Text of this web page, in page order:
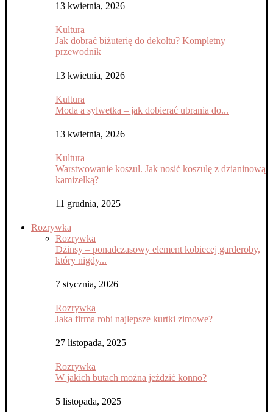
13 kwietnia, 2026
Kultura
Jak dobrać biżuterię do dekoltu? Kompletny
przewodnik
13 kwietnia, 2026
Kultura
Moda a sylwetka – jak dobierać ubrania do...
13 kwietnia, 2026
Kultura
Warstwowanie koszul. Jak nosić koszulę z dzianinową
kamizelką?
11 grudnia, 2025
Rozrywka
Rozrywka
Dżinsy – ponadczasowy element kobiecej garderoby,
który nigdy...
7 stycznia, 2026
Rozrywka
Jaka firma robi najlepsze kurtki zimowe?
27 listopada, 2025
Rozrywka
W jakich butach można jeździć konno?
5 listopada, 2025